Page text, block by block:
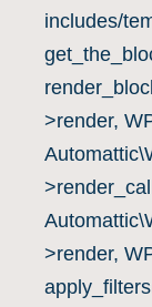
includes/
>render,
>render,